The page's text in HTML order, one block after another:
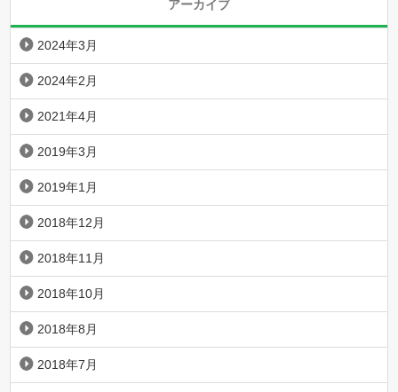
アーカイブ
2024年3月
2024年2月
2021年4月
2019年3月
2019年1月
2018年12月
2018年11月
2018年10月
2018年8月
2018年7月